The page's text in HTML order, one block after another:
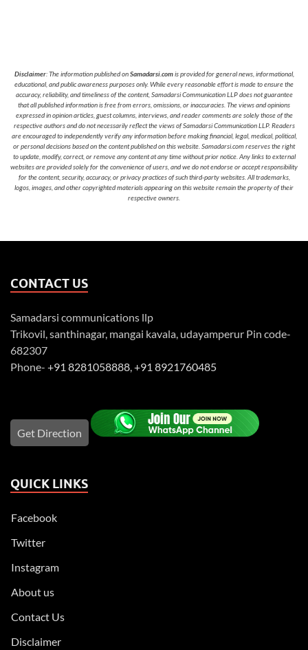
Disclaimer: The information published onSamadarsi.comis provided for general news, informational,
educational, and public awareness purposes only. While every reasonable effort is made to ensure the
accuracy, reliability, and timeliness of the content, Samadarsi Communication LLP does not guarantee
that all published information is free from errors, omissions, or inaccuracies. The views and opinions
expressed in opinion articles, guest columns, interviews, and reader comments are solely those of the
respective authors and do not necessarily reflect the views of Samadarsi Communication LLP. Readers
are encouraged to independently verify any information before making financial, legal, medical, political,
or personal decisions based on the content published on this website. Samadarsi.com reserves the right
to update, modify, correct, or remove any content at any time without prior notice. Any links to external
websites are provided solely for the convenience of users, and we do not endorse or accept responsibility
for the content, security, accuracy, or privacy practices of such third-party websites. All trademarks,
logos, images, and other copyrighted materials appearing on this website remain the property of their
respective owners.
CONTACT US
Samadarsi communications llp
Trikovil, santhinagar, mangai kavala, udayamperur Pin code-
682307
Phone- +91 8281058888 +91 8921760485
Get Direction
QUICK LINKS
Facebook
Twitter
Instagram
About us
Contact Us
Disclaimer